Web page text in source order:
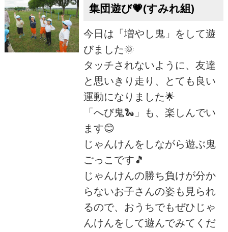
集団遊び💗(すみれ組)
今日は「増やし鬼」をして遊
びました🌞
タッチされないように、友達
と思いきり走り、とても良い
運動になりました🌟
「へび鬼🐍」も、楽しんでい
ます😊
じゃんけんをしながら遊ぶ鬼
ごっこです🎵
じゃんけんの勝ち負けが分か
らないお子さんの姿も見られ
るので、おうちでもぜひじゃ
んけんをして遊んでみてくだ